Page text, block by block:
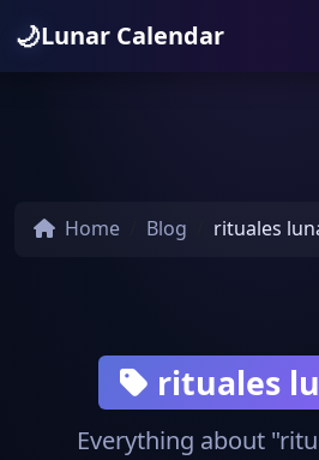
🌙Lunar Calendar
Home Blog rituales
rituales
Everything about